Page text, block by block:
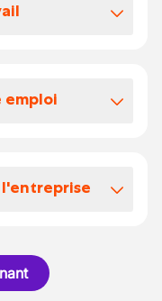
emploi
achats à la
boucherie.
évolue dans